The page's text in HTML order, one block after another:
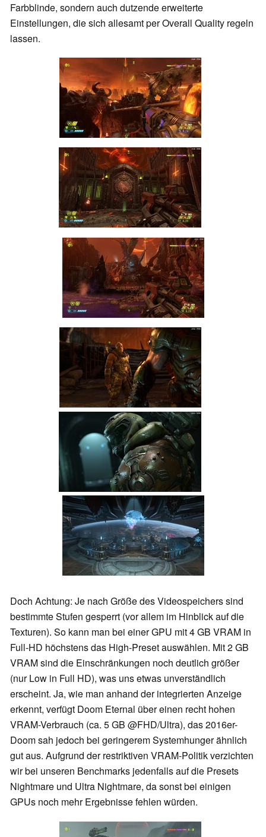
Farbblinde, sondern auch dutzende erweiterte
Einstellungen, die sich allesamt per Overall Quality regeln
lassen.
Doch Achtung: Je nach Größe des Videospeichers sind
bestimmte Stufen gesperrt (vor allem im Hinblick auf die
Texturen). So kann man bei einer GPU mit 4 GB VRAM in
Full-HD höchstens das High-Preset auswählen. Mit 2 GB
VRAM sind die Einschränkungen noch deutlich größer
(nur Low in Full HD), was uns etwas unverständlich
erscheint. Ja, wie man anhand der integrierten Anzeige
erkennt, verfügt Doom Eternal über einen recht hohen
VRAM-Verbrauch (ca. 5 GB @FHD/Ultra), das 2016er-
Doom sah jedoch bei geringerem Systemhunger ähnlich
gut aus. Aufgrund der restriktiven VRAM-Politik verzichten
wir bei unseren Benchmarks jedenfalls auf die Presets
Nightmare und Ultra Nightmare, da sonst bei einigen
GPUs noch mehr Ergebnisse fehlen würden.